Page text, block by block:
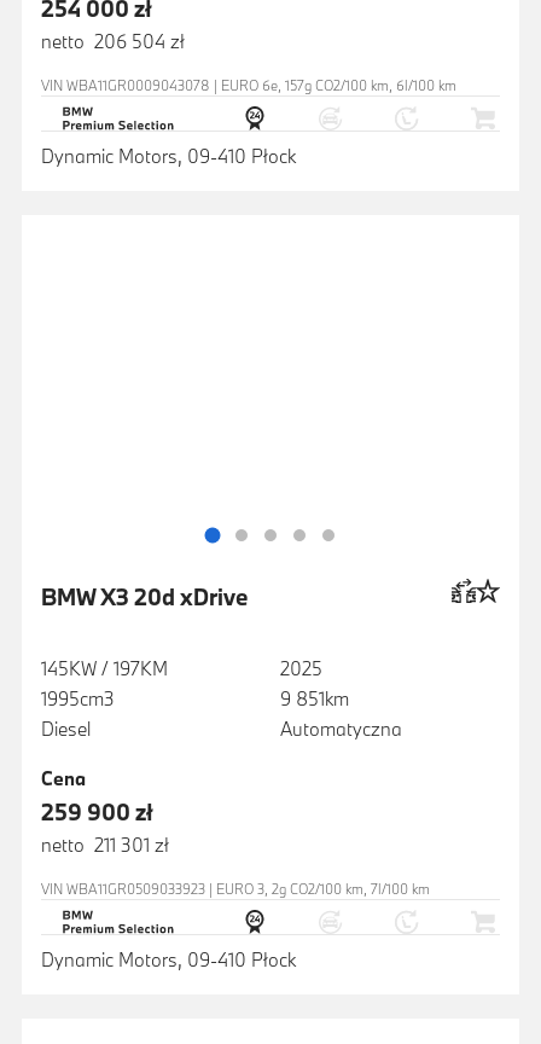
254 000 zł
netto 206 504 zł
VIN WBA11GR0009043078 | EURO 6e, 157g CO2/100 km, 6l/100 km
Dynamic Motors, 09-410 Płock
BMW X3 20d xDrive
145KW / 197KM
1995cm3
Diesel
2025
9 851km
Automatyczna
Cena
259 900 zł
netto 211 301 zł
VIN WBA11GR0509033923 | EURO 3, 2g CO2/100 km, 7l/100 km
Dynamic Motors, 09-410 Płock